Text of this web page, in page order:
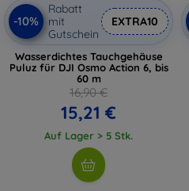
-10%
Rabatt
mit
Gutschein
EXTRA10
Wasserdichtes Tauchgehäuse
Puluz für DJI Osmo Action 6, bis
60 m
16,90 €
15,21 €
Auf Lager > 5 Stk.